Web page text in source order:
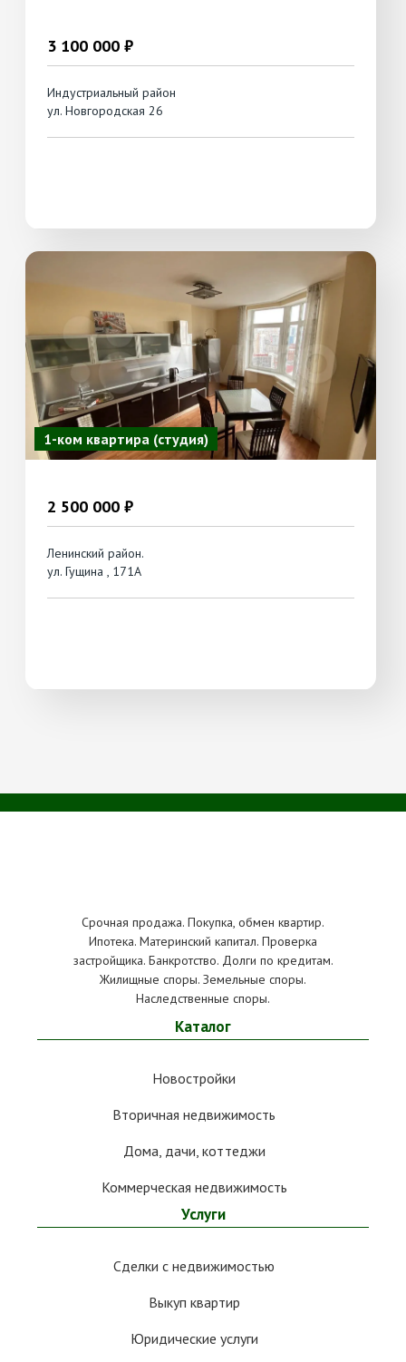
3 100 000 ₽
Индустриальный район
ул. Новгородская 26
1-ком квартира (студия)
2 500 000 ₽
Ленинский район.
ул. Гущина , 171А
Срочная продажа. Покупка, обмен квартир.
Ипотека. Материнский капитал. Проверка
застройщика. Банкротство. Долги по кредитам.
Жилищные споры. Земельные споры.
Наследственные споры.
Каталог
Новостройки
Вторичная недвижимость
Дома, дачи, коттеджи
Коммерческая недвижимость
Услуги
Сделки с недвижимостью
Выкуп квартир
Юридические услуги